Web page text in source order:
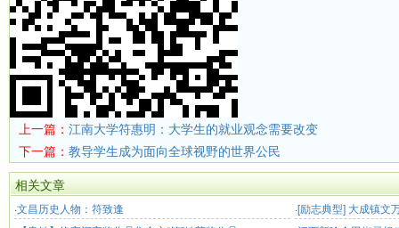
上一篇： 江南大学符惠明：大学生的就业观念需要改变
下一篇： 教导学生成为面向全球视野的世界公民
相关文章
·文昌历史人物：符致逢 ·[励志典型] 大成镇文